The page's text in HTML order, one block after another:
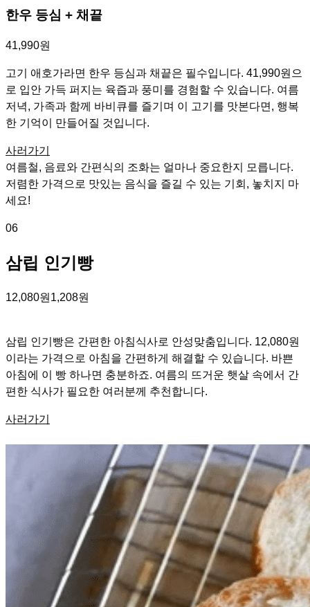
한우 등심 + 채끝
41,990원
고기 애호가라면 한우 등심과 채끝은 필수입니다. 41,990원으
로 입안 가득 퍼지는 육즙과 풍미를 경험할 수 있습니다. 여름
저녁, 가족과 함께 바비큐를 즐기며 이 고기를 맛본다면, 행복
한 기억이 만들어질 것입니다.
사러가기
여름철, 음료와 간편식의 조화는 얼마나 중요한지 모릅니다.
저렴한 가격으로 맛있는 음식을 즐길 수 있는 기회, 놓치지 마
세요!
06
삼립 인기빵
12,080원 1,208원
삼립 인기빵은 간편한 아침식사로 안성맞춤입니다. 12,080원
이라는 가격으로 아침을 간편하게 해결할 수 있습니다. 바쁜
아침에 이 빵 하나면 충분하죠. 여름의 뜨거운 햇살 속에서 간
편한 식사가 필요한 여러분께 추천합니다.
사러가기